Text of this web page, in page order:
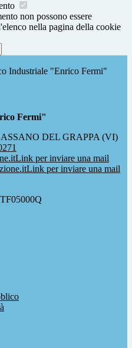
non possono essere
nella pagina della cookie
Industriale "Enrico Fermi"
Fermi"
DEL GRAPPA (VI)
Link per inviare una mail
Link per inviare una mail